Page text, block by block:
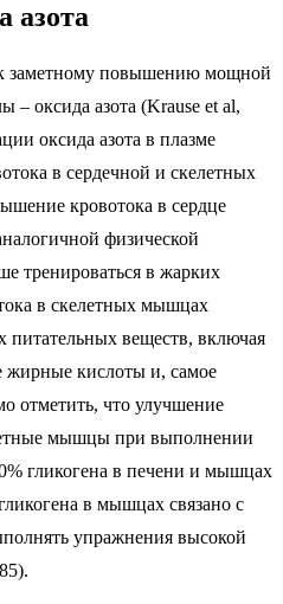
азота
к заметному повышению мощной
– оксида азота (Krause et al,
оксида азота в плазме
в сердечной и скелетных
кровотока в сердце
физической
тренироваться в жарких
в скелетных мышцах
питательных веществ, включая
жирные кислоты и, самое
отметить, что улучшение
мышцы при выполнении
гликогена в печени и мышцах
в мышцах связано с
упражнения высокой